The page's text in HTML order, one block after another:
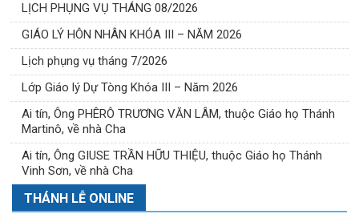
LỊCH PHỤNG VỤ THÁNG 08/2026
GIÁO LÝ HÔN NHÂN KHÓA III – NĂM 2026
Lịch phụng vụ tháng 7/2026
Lớp Giáo lý Dự Tòng Khóa III – Năm 2026
Ai tín, Ông PHÊRÔ TRƯƠNG VĂN LÂM, thuộc Giáo họ Thánh
Martinô, về nhà Cha
Ai tín, Ông GIUSE TRẦN HỮU THIỆU, thuộc Giáo họ Thánh
Vinh Sơn, về nhà Cha
THÁNH LỄ ONLINE